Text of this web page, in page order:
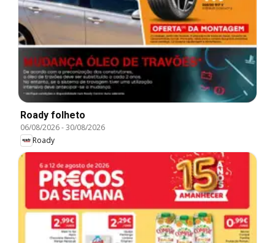
Roady folheto
06/08/2026-30/08/2026
Roady